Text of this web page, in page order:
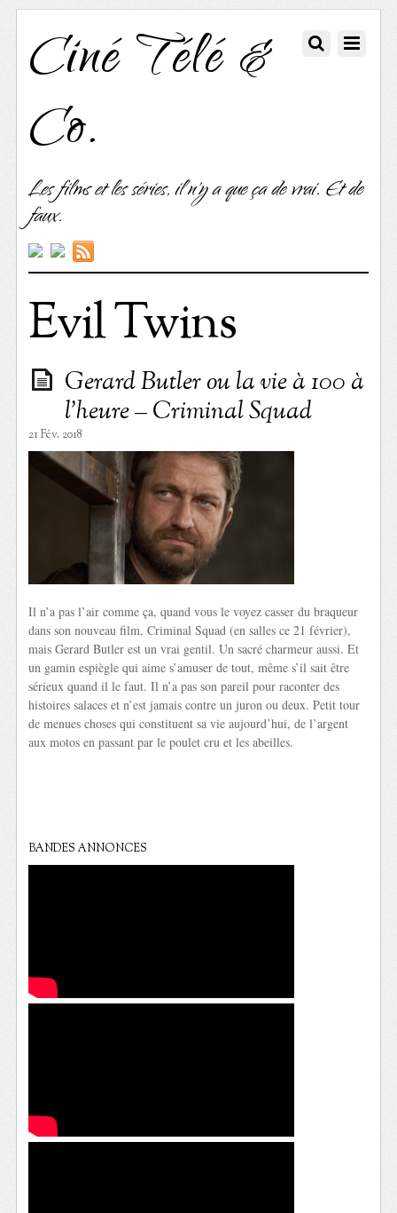
Ciné Télé &
Co.
Les films et les séries, il n'y a que ça de vrai. Et de
faux.
Evil Twins
Gerard Butler ou la vie à 100 à
l’heure – Criminal Squad
21 Fév. 2018
Il n’a pas l’air comme ça, quand vous le voyez casser du braqueur
dans son nouveau film, Criminal Squad (en salles ce 21 février),
mais Gerard Butler est un vrai gentil. Un sacré charmeur aussi. Et
un gamin espiègle qui aime s’amuser de tout, même s’il sait être
sérieux quand il le faut. Il n’a pas son pareil pour raconter des
histoires salaces et n’est jamais contre un juron ou deux. Petit tour
de menues choses qui constituent sa vie aujourd’hui, de l’argent
aux motos en passant par le poulet cru et les abeilles.
BANDES ANNONCES